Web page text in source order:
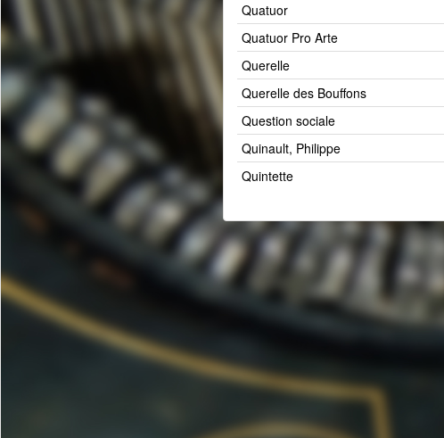
Quatuor
Quatuor Pro Arte
Querelle
Querelle des Bouffons
Question sociale
Quinault, Philippe
Quintette